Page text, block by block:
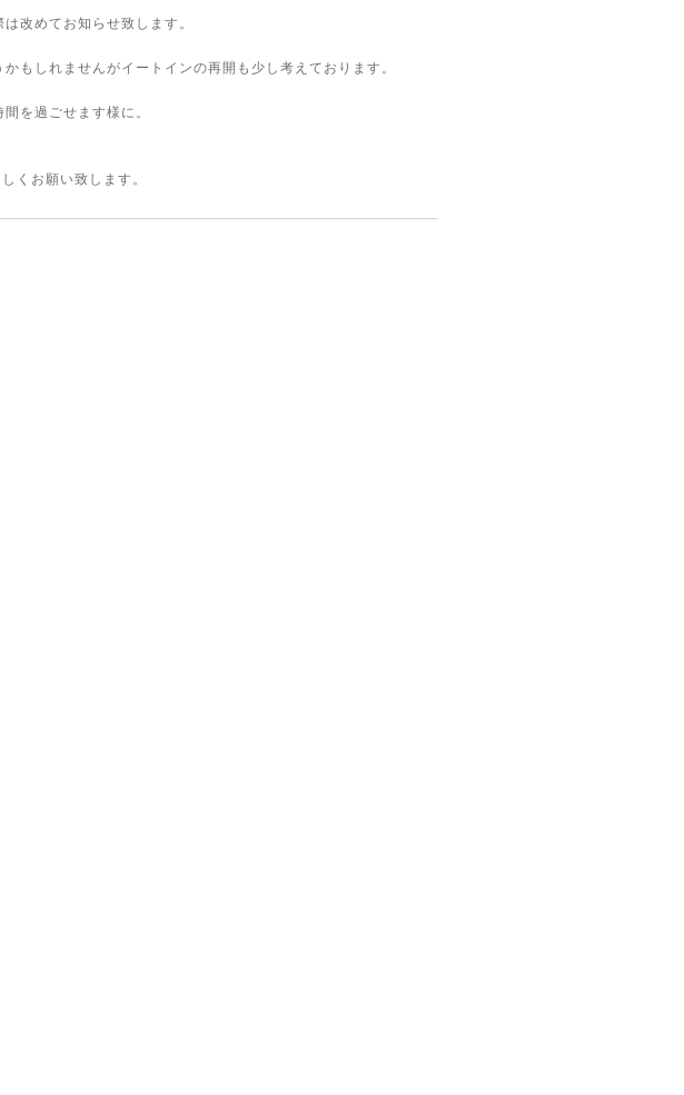
改めてお知らせ致します。
もしれませんがイートインの再開も少し考えております。
を過ごせます様に。
くお願い致します。